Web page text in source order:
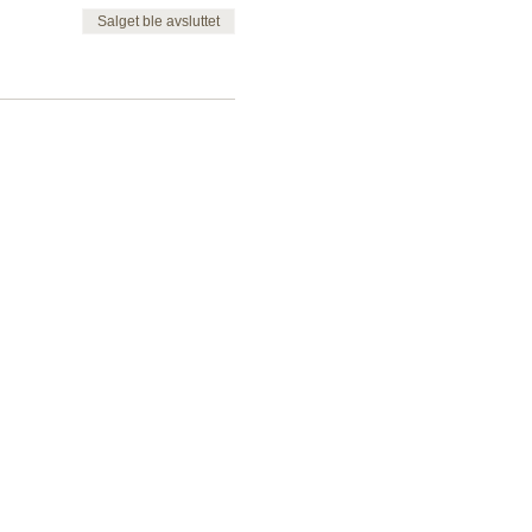
Salget ble avsluttet